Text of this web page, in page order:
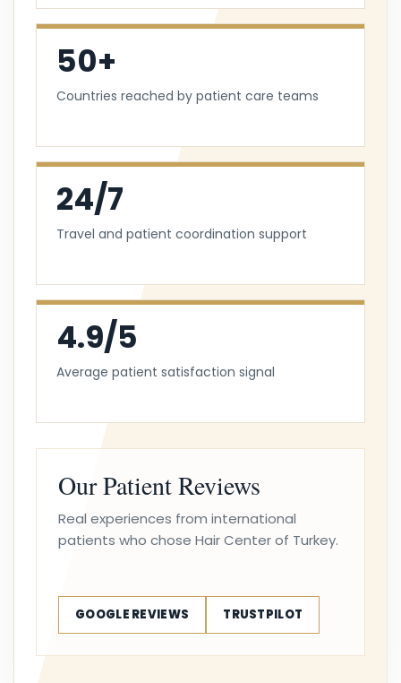
50+
Countries reached by patient care teams
24/7
Travel and patient coordination support
4.9/5
Average patient satisfaction signal
Our Patient Reviews
Real experiences from international
patients who chose Hair Center of Turkey.
GOOGLE REVIEWS TRUSTPILOT